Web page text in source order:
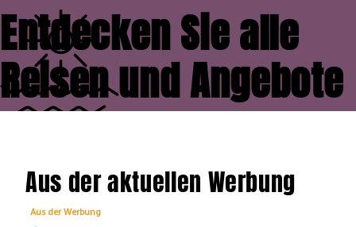
Entdecken Sie alle
Reisen und Angebote
Aus der aktuellen Werbung
Aus der Werbung